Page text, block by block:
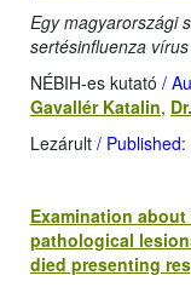
Egy magyarországi
sertésinfluenza
NÉBIH-es kutató /
Gavallér Katalin,
Lezárult / Published:
Examination
pathological
died presenting